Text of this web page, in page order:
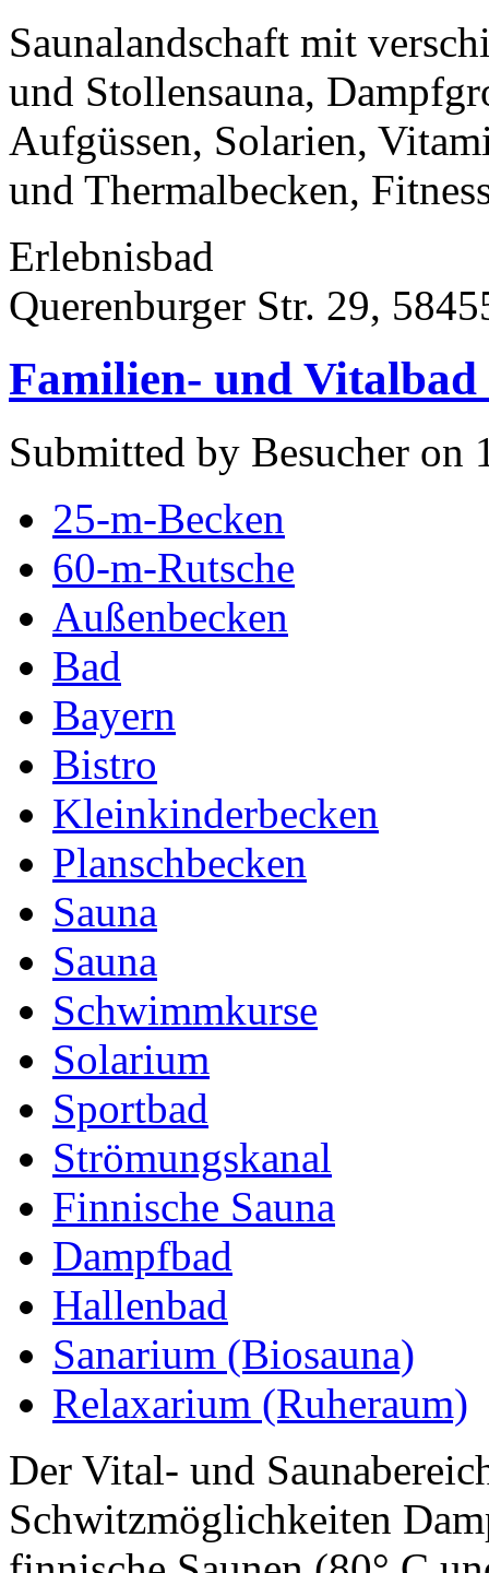
Saunalandschaft mit
und Stollensauna,
Aufgüssen, Solarien,
und Thermalbecken,
Erlebnisbad
Querenburger Str. 29,
Familien- und
Submitted by Besucher on
25-m-Becken
60-m-Rutsche
Außenbecken
Bad
Bayern
Bistro
Kleinkinderbecken
Planschbecken
Sauna
Sauna
Schwimmkurse
Solarium
Sportbad
Strömungskanal
Finnische Sauna
Dampfbad
Hallenbad
Sanarium (Biosauna)
Relaxarium (Ruheraum)
Der Vital- und
Schwitzmöglichkeiten